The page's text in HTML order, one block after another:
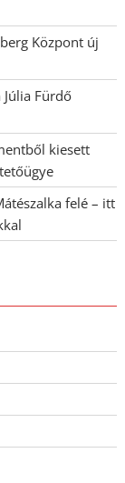
Központ új
Fürdő
kiesett
felé – itt